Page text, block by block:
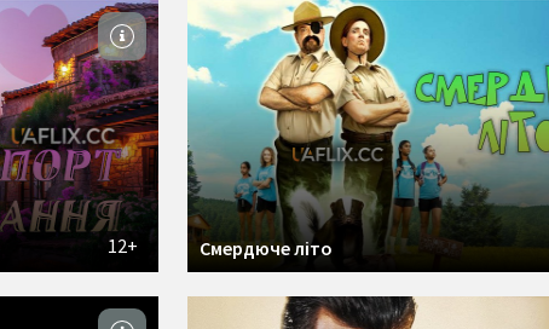
12+ Смердюче літо